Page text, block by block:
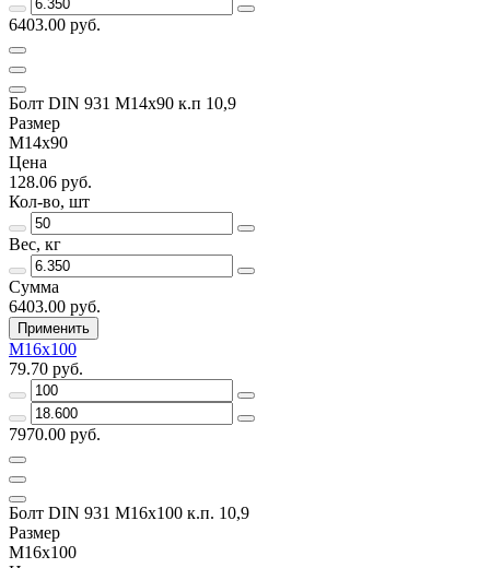
6403.00 руб.
Болт DIN 931 М14х90 к.п 10,9
Размер
М14х90
Цена
128.06 руб.
Кол-во, шт
Вес, кг
Сумма
6403.00 руб.
Применить
М16х100
79.70 руб.
7970.00 руб.
Болт DIN 931 М16х100 к.п. 10,9
Размер
М16х100